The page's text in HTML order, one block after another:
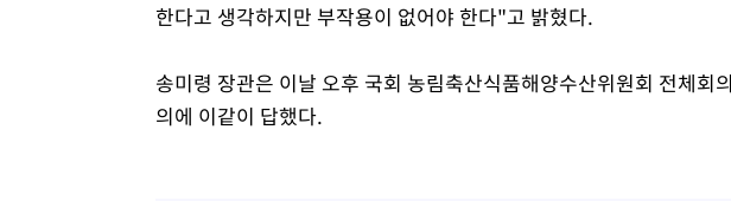
한다고 생각하지만 부작용이 없어야 한다"고 밝혔다.
송미령 장관은 이날 오후 국회 농림축산식품해양수산위원회 전체회
의에 이같이 답했다.